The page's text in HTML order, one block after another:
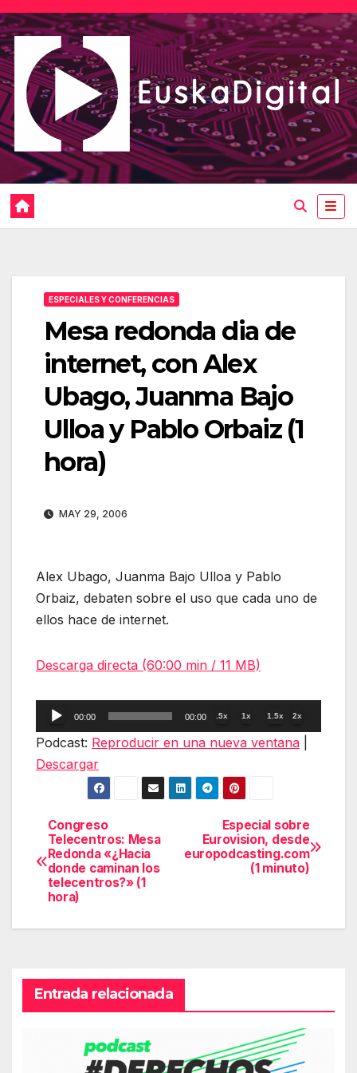
Saltar
al
contenido
ESPECIALES Y CONFERENCIAS
Mesa redonda dia de
internet, con Alex
Ubago, Juanma Bajo
Ulloa y Pablo Orbaiz (1
hora)
MAY 29, 2006
Alex Ubago, Juanma Bajo Ulloa y Pablo
Orbaiz, debaten sobre el uso que cada uno de
ellos hace de internet.
Descarga directa (60:00 min / 11 MB)
Reproductor
de
00:00 00:00 .5x 1x 1.5x 2x
Podcast: Reproducir en una nueva ventana
Descargar
Navegación
de
entradas
Especial sobre
Eurovision, desde
europodcasting.com
(1 minuto)
Congreso
Telecentros: Mesa
Redonda «¿Hacia
donde caminan los
telecentros?» (1
hora)
Entrada relacionada